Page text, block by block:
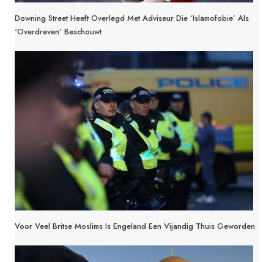
Downing Street Heeft Overlegd Met Adviseur Die ‘islamofobie’ Als
‘overdreven’ Beschouwt
Voor Veel Britse Moslims Is Engeland Een Vijandig Thuis Geworden